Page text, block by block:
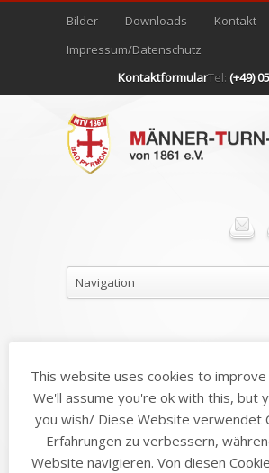
Bilder Downloads
Kontakt
Impressum/Datenschutz
KontaktformularTel: (+49)
This website uses cookies to
We'll assume you're ok with this, but
you wish/ Diese Website verwendet
Erfahrungen zu verbessern,
Website navigieren. Von diesen